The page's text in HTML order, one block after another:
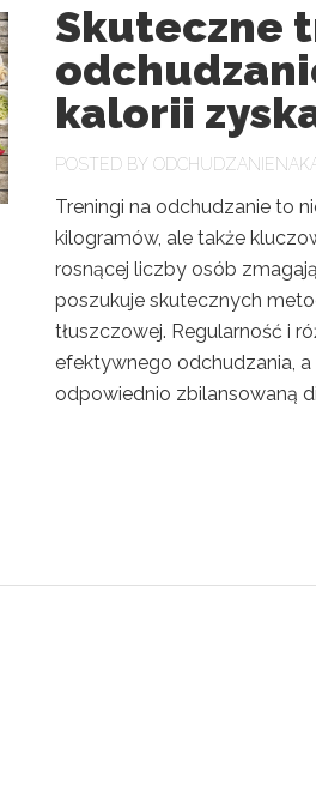
Skuteczne
kalorii
POSTED BY
Treningi na odchudzanie to
kilogramów, ale także
rosnącej liczby osób
poszukuje skutecznych
tłuszczowej. Regularność i
efektywnego odchudzania,
odpowiednio zbilansowaną